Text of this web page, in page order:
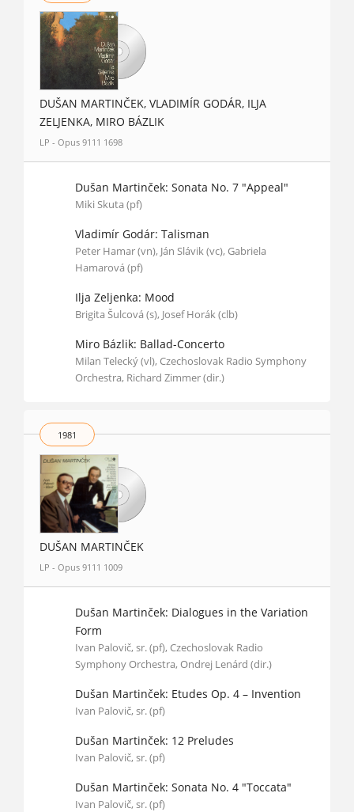
DUŠAN MARTINČEK, VLADIMÍR GODÁR, ILJA
ZELJENKA, MIRO BÁZLIK
LP - Opus 9111 1698
Dušan Martinček: Sonata No. 7 "Appeal"
Miki Skuta (pf)
Vladimír Godár: Talisman
Peter Hamar (vn), Ján Slávik (vc), Gabriela
Hamarová (pf)
Ilja Zeljenka: Mood
Brigita Šulcová (s), Josef Horák (clb)
Miro Bázlik: Ballad-Concerto
Milan Telecký (vl), Czechoslovak Radio Symphony
Orchestra, Richard Zimmer (dir.)
1981
DUŠAN MARTINČEK
LP - Opus 9111 1009
Dušan Martinček: Dialogues in the Variation
Form
Ivan Palovič, sr. (pf), Czechoslovak Radio
Symphony Orchestra, Ondrej Lenárd (dir.)
Dušan Martinček: Etudes Op. 4 – Invention
Ivan Palovič, sr. (pf)
Dušan Martinček: 12 Preludes
Ivan Palovič, sr. (pf)
Dušan Martinček: Sonata No. 4 "Toccata"
Ivan Palovič, sr. (pf)